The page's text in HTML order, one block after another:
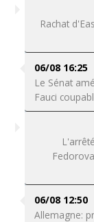
Rachat
06/08 16:25
Le Sénat
Fauci
06/08 12:50
Allemagne: